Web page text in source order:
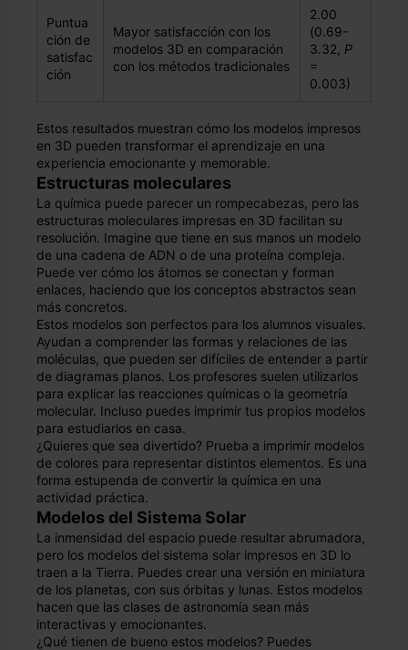
Puntua
ción de
satisfac
ción
Mayor satisfacción con los
modelos 3D en comparación
con los métodos tradicionales
2.00
(0.69-
3.32, P
=
0.003)
Estos resultados muestran cómo los modelos impresos
en 3D pueden transformar el aprendizaje en una
experiencia emocionante y memorable.
Estructuras moleculares
La química puede parecer un rompecabezas, pero las
estructuras moleculares impresas en 3D facilitan su
resolución. Imagine que tiene en sus manos un modelo
de una cadena de ADN o de una proteína compleja.
Puede ver cómo los átomos se conectan y forman
enlaces, haciendo que los conceptos abstractos sean
más concretos.
Estos modelos son perfectos para los alumnos visuales.
Ayudan a comprender las formas y relaciones de las
moléculas, que pueden ser difíciles de entender a partir
de diagramas planos. Los profesores suelen utilizarlos
para explicar las reacciones químicas o la geometría
molecular. Incluso puedes imprimir tus propios modelos
para estudiarlos en casa.
¿Quieres que sea divertido? Prueba a imprimir modelos
de colores para representar distintos elementos. Es una
forma estupenda de convertir la química en una
actividad práctica.
Modelos del Sistema Solar
La inmensidad del espacio puede resultar abrumadora,
pero los modelos del sistema solar impresos en 3D lo
traen a la Tierra. Puedes crear una versión en miniatura
de los planetas, con sus órbitas y lunas. Estos modelos
hacen que las clases de astronomía sean más
interactivas y emocionantes.
¿Qué tienen de bueno estos modelos? Puedes